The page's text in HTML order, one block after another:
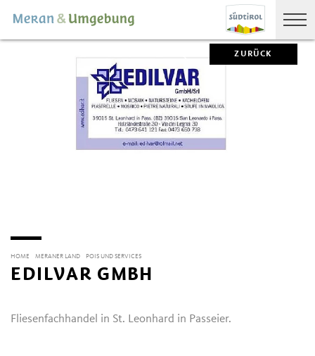
ZURÜCK
HOME MERANER LAND POIS UND SERVICES
EDILVAR GMBH
Fliesenfachhandel in St. Leonhard in Passeier.